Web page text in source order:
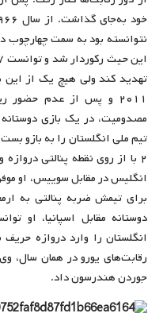
نتوانسته بود به سمت چهارچوب
۲۰۱۱ و پس از عدم حضور
مصدومیت، در یک بازی دوستانه
انگلیس در مقابل سوییس، او
دوستانه مقابل اسپانیا، او
رقابت‌های یورو در همان
جوردن هندرسون داد.